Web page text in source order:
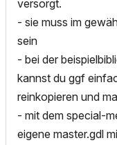
versorgt.
- sie muss im
sein
- bei der
kannst du ggf
reinkopieren und
- mit dem special-
eigene master.gdl